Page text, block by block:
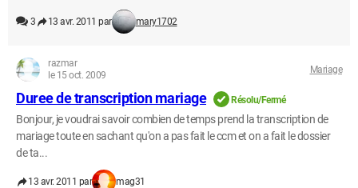
3 13 avr. 2011 par mary1702
razmar
le 15 oct. 2009
Mariage
Duree de transcription mariage Résolu/Fermé
Bonjour, je voudrai savoir combien de temps prend la transcription de
mariage toute en sachant qu'on a pas fait le ccm et on a fait le dossier
de ta...
13 avr. 2011 par mag31